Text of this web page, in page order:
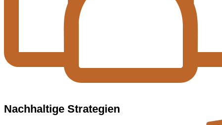
Nachhaltige Strategien